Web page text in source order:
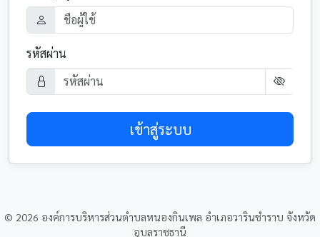
รหัสผ่าน
เข้าสู่ระบบ
© 2026 องค์การบริหารส่วนตำบลหนองกินเพล อำเภอวารินชำราบ จังหวัด
อุบลราชธานี